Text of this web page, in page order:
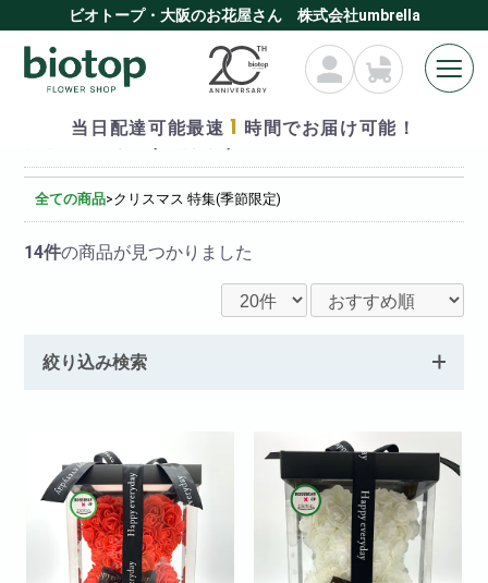
ビオトープ・大阪のお花屋さん 株式会社umbrella
当日配達可能最速 1 時間でお届け可能！
クリスマス 特集(季節限定)
全ての商品>クリスマス 特集(季節限定)
14件の商品が見つかりました
絞り込み検索